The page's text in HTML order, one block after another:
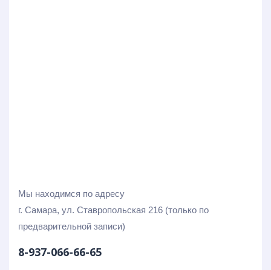
Мы находимся по адресу
г. Самара, ул. Ставропольская 216 (только по
предварительной записи)
8-937-066-66-65